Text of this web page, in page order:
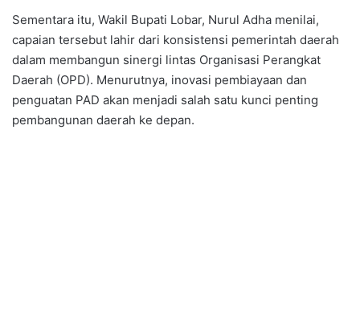
Sementara itu, Wakil Bupati Lobar, Nurul Adha menilai,
capaian tersebut lahir dari konsistensi pemerintah daerah
dalam membangun sinergi lintas Organisasi Perangkat
Daerah (OPD). Menurutnya, inovasi pembiayaan dan
penguatan PAD akan menjadi salah satu kunci penting
pembangunan daerah ke depan.